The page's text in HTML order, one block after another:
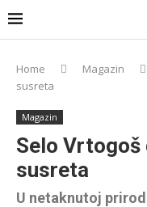
Home Magazin
susreta
Magazin
Selo
susreta
U netaknutoj